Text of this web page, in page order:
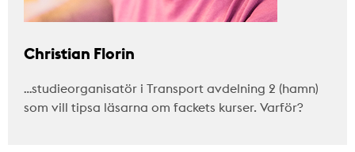
Christian Florin
…studieorganisatör i Transport avdelning 2 (hamn)
som vill tipsa läsarna om fackets kurser. Varför?